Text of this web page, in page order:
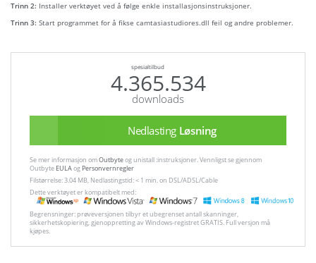
Trinn 2: Installer verktøyet ved å følge enkle installasjonsinstruksjoner.
Trinn 3: Start programmet for å fikse camtasiastudiores.dll feil og andre problemer.
spesialtilbud
4.365.534
downloads
Nedlasting Løsning
Se mer informasjon omOutbyteog unistall :instruksjoner. Vennligst se gjennom
Outbyte EULAog Personvernregler
Filstørrelse: 3.04 MB, Nedlastingstid: < 1 min. on DSL/ADSL/Cable
Dette verktøyet er kompatibelt med:
Begrensninger: prøveversjonen tilbyr et ubegrenset antall skanninger,
sikkerhetskopiering, gjenoppretting av Windows-registret GRATIS. Full versjon må
kjøpes.